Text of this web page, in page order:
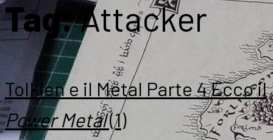
Tag:Attacker
Tolkien e il Metal Parte 4 Ecco il
Power Metal(1)